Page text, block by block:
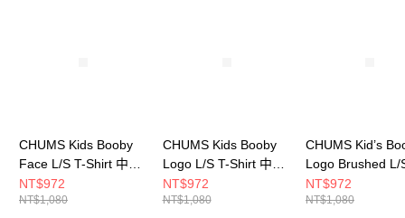
CHUMS Kids Booby
Face L/S T-Shirt 中大
童 長袖上衣 Canyon-
Dye CH211305Z358
NT$972
NT$1,080
CHUMS Kids Booby
Logo L/S T-Shirt 中大
童 長袖上衣 Purple
Crazy CH211306C087
NT$972
NT$1,080
CHUMS Kid’s
Logo Brushed L/
Shirt 中大童 長
CH211294N001
NT$972
NT$1,080